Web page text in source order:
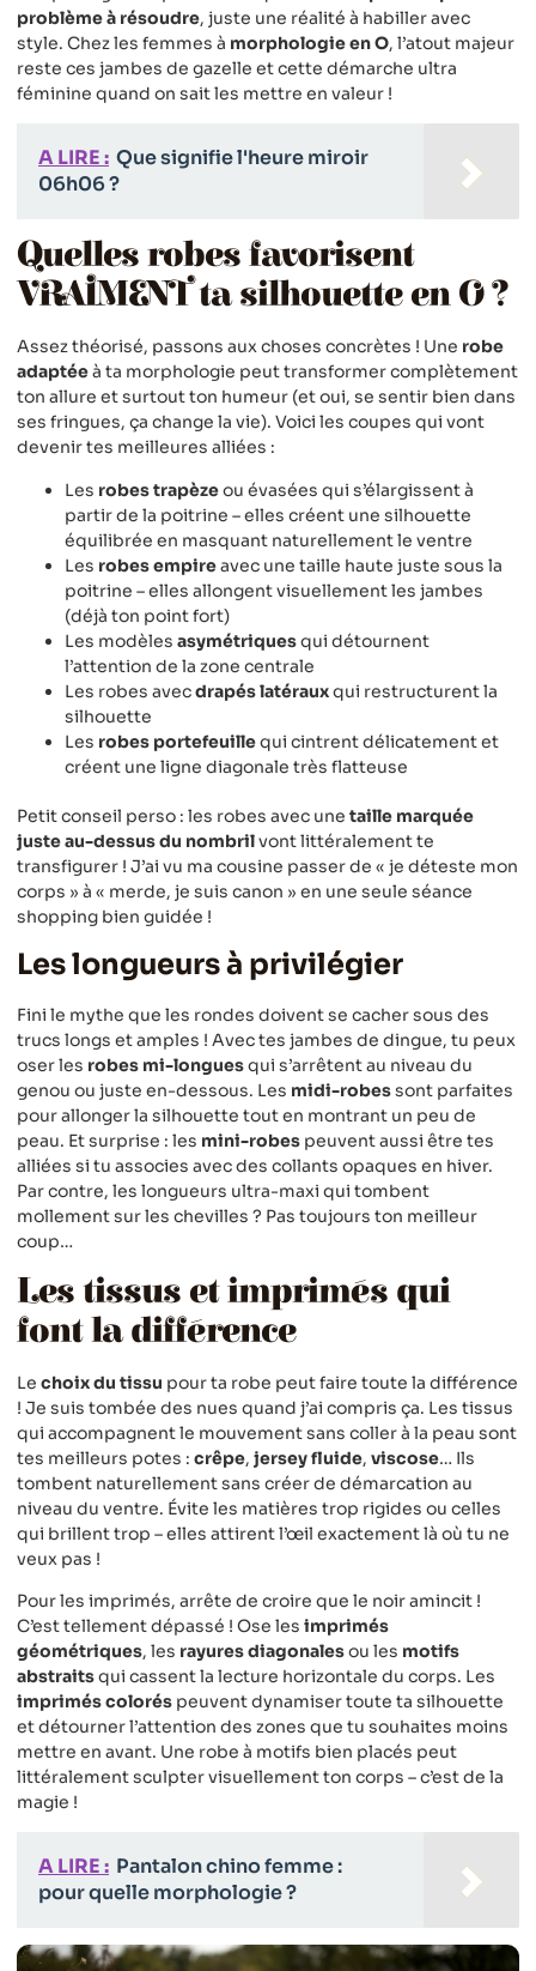
problème à résoudre, juste une réalité à habiller avec
style. Chez les femmes à morphologie en O, l’atout majeur
reste ces jambes de gazelle et cette démarche ultra
féminine quand on sait les mettre en valeur !
A LIRE : Que signifie l'heure miroir
06h06 ?
Quelles robes favorisent
VRAIMENT ta silhouette en O ?
Assez théorisé, passons aux choses concrètes ! Une robe
adaptéeà ta morphologie peut transformer complètement
ton allure et surtout ton humeur (et oui, se sentir bien dans
ses fringues, ça change la vie). Voici les coupes qui vont
devenir tes meilleures alliées :
Les robes trapèzeou évasées qui s’élargissent à
partir de la poitrine – elles créent une silhouette
équilibrée en masquant naturellement le ventre
Les robes empireavec une taille haute juste sous la
poitrine – elles allongent visuellement les jambes
(déjà ton point fort)
Les modèles asymétriquesqui détournent
l’attention de la zone centrale
Les robes avecdrapés latérauxqui restructurent la
silhouette
Les robes portefeuillequi cintrent délicatement et
créent une ligne diagonale très flatteuse
Petit conseil perso : les robes avec une taille marquée
juste au-dessus du nombrilvont littéralement te
transfigurer ! J’ai vu ma cousine passer de « je déteste mon
corps » à « merde, je suis canon » en une seule séance
shopping bien guidée !
Les longueurs à privilégier
Fini le mythe que les rondes doivent se cacher sous des
trucs longs et amples ! Avec tes jambes de dingue, tu peux
oser les robes mi-longuesqui s’arrêtent au niveau du
genou ou juste en-dessous. Les midi-robessont parfaites
pour allonger la silhouette tout en montrant un peu de
peau. Et surprise : les mini-robes peuvent aussi être tes
alliées si tu associes avec des collants opaques en hiver.
Par contre, les longueurs ultra-maxi qui tombent
mollement sur les chevilles ? Pas toujours ton meilleur
coup…
Les tissus et imprimés qui
font la différence
Le choix du tissu pour ta robe peut faire toute la différence
! Je suis tombée des nues quand j’ai compris ça. Les tissus
qui accompagnent le mouvement sans coller à la peau sont
tes meilleurs potes : crêpe, jersey fluide, viscose… Ils
tombent naturellement sans créer de démarcation au
niveau du ventre. Évite les matières trop rigides ou celles
qui brillent trop – elles attirent l’œil exactement là où tu ne
veux pas !
Pour les imprimés, arrête de croire que le noir amincit !
C’est tellement dépassé ! Ose les imprimés
géométriques, les rayures diagonalesou les motifs
abstraitsqui cassent la lecture horizontale du corps. Les
imprimés colorés peuvent dynamiser toute ta silhouette
et détourner l’attention des zones que tu souhaites moins
mettre en avant. Une robe à motifs bien placés peut
littéralement sculpter visuellement ton corps – c’est de la
magie !
A LIRE : Pantalon chino femme :
pour quelle morphologie ?